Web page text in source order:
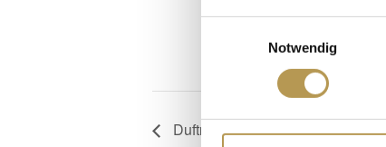
Notwendig
Duftreise in der Sauna mit Esther